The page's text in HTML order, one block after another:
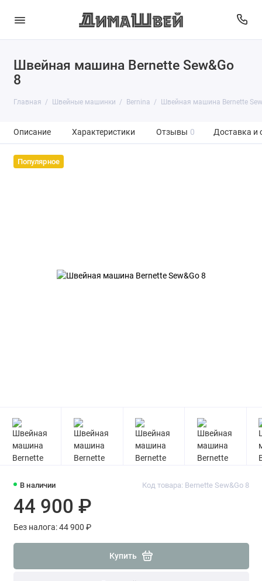
Швейная машина Bernette Sew&Go
8
Главная Швейные машинки Bernina Швейная машина Bernette
Описание Характеристики Отзывы 0 Доставка и
Популярное
В наличии Код товара: Bernette Sew&Go 8
44 900 ₽
Без налога: 44 900 ₽
Купить